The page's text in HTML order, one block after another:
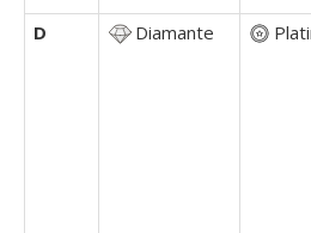
D Diamante